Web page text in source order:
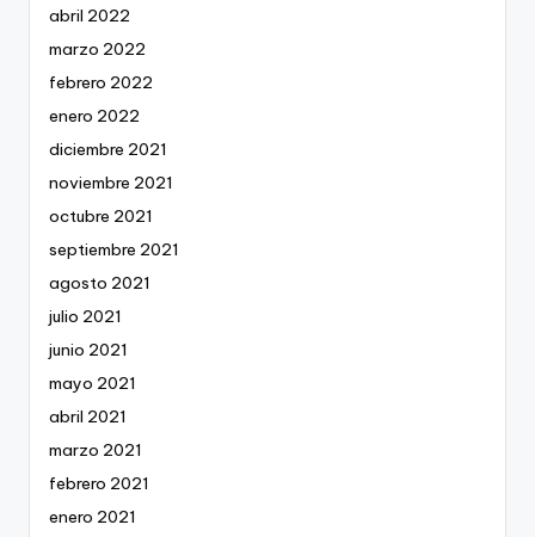
abril 2022
marzo 2022
febrero 2022
enero 2022
diciembre 2021
noviembre 2021
octubre 2021
septiembre 2021
agosto 2021
julio 2021
junio 2021
mayo 2021
abril 2021
marzo 2021
febrero 2021
enero 2021